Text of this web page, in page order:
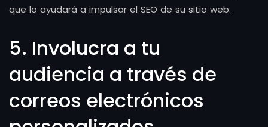
que lo ayudará a impulsar el SEO de su sitio web.
5. Involucra a tu
audiencia a través de
correos electrónicos